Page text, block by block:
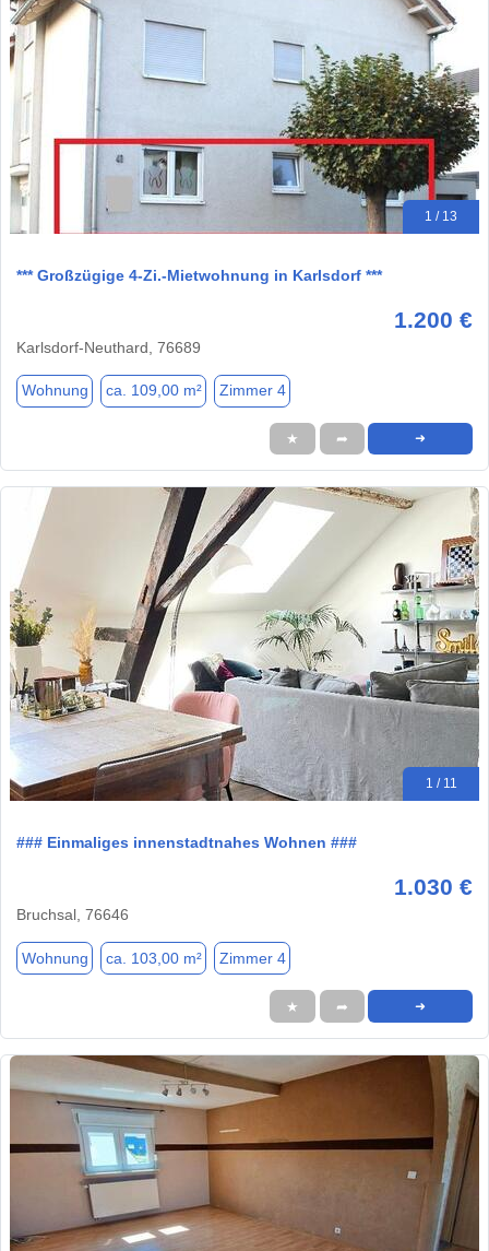
1 / 13
*** Großzügige 4-Zi.-Mietwohnung in Karlsdorf ***
1.200 €
Karlsdorf-Neuthard, 76689
Wohnung ca. 109,00 m² Zimmer 4
★ ➦ ➜
1 / 11
### Einmaliges innenstadtnahes Wohnen ###
1.030 €
Bruchsal, 76646
Wohnung ca. 103,00 m² Zimmer 4
★ ➦ ➜